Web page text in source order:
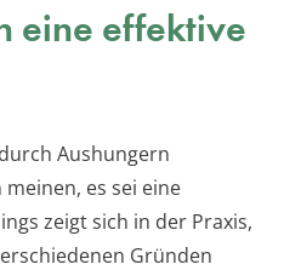
eine effektive
Aushungern
es sei eine
zeigt sich in der Praxis,
Gründen